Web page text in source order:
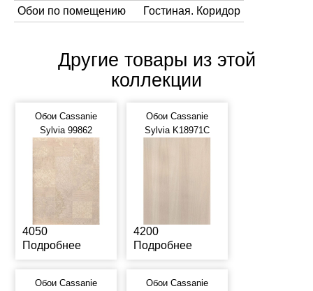
Обои по помещению
Гостиная. Коридор
Другие товары из этой
коллекции
Обои Cassanie
Sylvia 99862
4050
Подробнее
Обои Cassanie
Sylvia K18971C
4200
Подробнее
Обои Cassanie
Обои Cassanie